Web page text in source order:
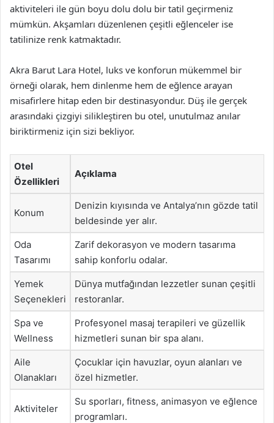
aktiviteleri ile gün boyu dolu dolu bir tatil geçirmeniz
mümkün. Akşamları düzenlenen çeşitli eğlenceler ise
tatilinize renk katmaktadır.
Akra Barut Lara Hotel, luks ve konforun mükemmel bir
örneği olarak, hem dinlenme hem de eğlence arayan
misafirlere hitap eden bir destinasyondur. Düş ile gerçek
arasındaki çizgiyi silikleştiren bu otel, unutulmaz anılar
biriktirmeniz için sizi bekliyor.
Otel
Özellikleri
Açıklama
Konum
Denizin kıyısında ve Antalya’nın gözde tatil
beldesinde yer alır.
Oda
Tasarımı
Zarif dekorasyon ve modern tasarıma
sahip konforlu odalar.
Yemek
Seçenekleri
Dünya mutfağından lezzetler sunan çeşitli
restoranlar.
Spa ve
Wellness
Profesyonel masaj terapileri ve güzellik
hizmetleri sunan bir spa alanı.
Aile
Olanakları
Çocuklar için havuzlar, oyun alanları ve
özel hizmetler.
Aktiviteler
Su sporları, fitness, animasyon ve eğlence
programları.